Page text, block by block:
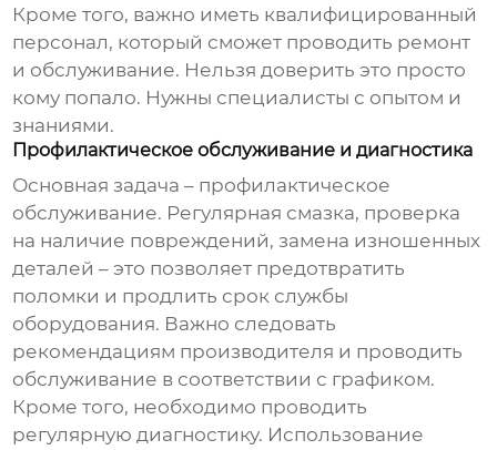
Кроме того, важно иметь квалифицированный
персонал, который сможет проводить ремонт
и обслуживание. Нельзя доверить это просто
кому попало. Нужны специалисты с опытом и
знаниями.
Профилактическое обслуживание и диагностика
Основная задача – профилактическое
обслуживание. Регулярная смазка, проверка
на наличие повреждений, замена изношенных
деталей – это позволяет предотвратить
поломки и продлить срок службы
оборудования. Важно следовать
рекомендациям производителя и проводить
обслуживание в соответствии с графиком.
Кроме того, необходимо проводить
регулярную диагностику. Использование